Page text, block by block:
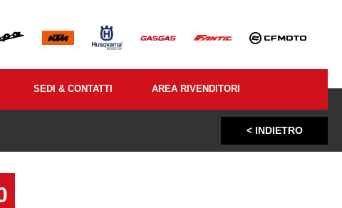
SEDI & CONTATTI AREA RIVENDITORI
< INDIETRO